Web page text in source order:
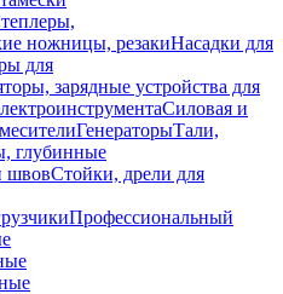
ножницы, резакиНасадки для
для
зарядные устройства для
Силовая и
ГенераторыТали,
глубинные
швовСтойки, дрели для
Профессиональный